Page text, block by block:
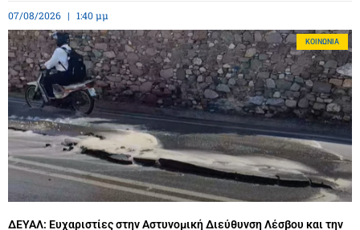
07/08/2026 1:40 μμ
ΚΟΙΝΩΝΊΑ
ΔΕΥΑΛ: Ευχαριστίες στην Αστυνομική Διεύθυνση Λέσβου και την